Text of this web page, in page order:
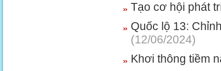
Tạo cơ hội phát
Quốc lộ 13:
(12/06/2024)
Khơi thông tiềm